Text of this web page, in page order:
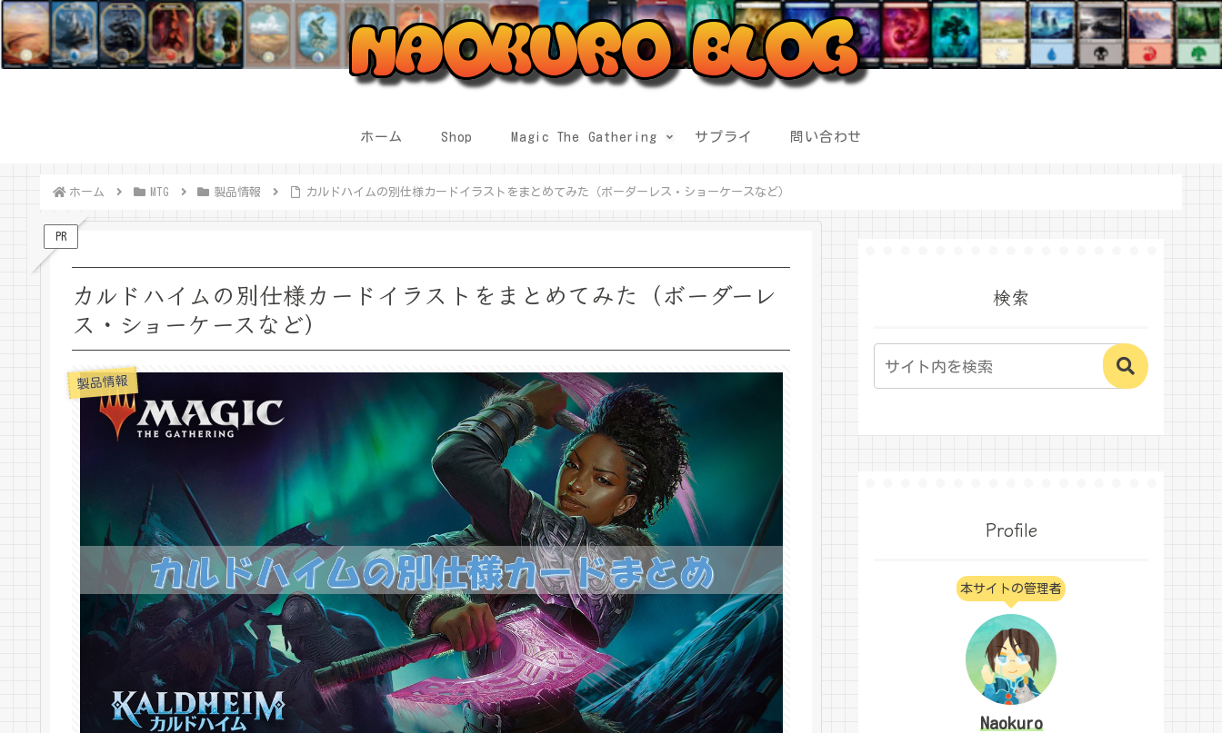
ホーム Shop Magic The Gathering サプライ 問い合わせ
ホーム MTG 製品情報 カルドハイムの別仕様カードイラストをまとめてみた（ボーダーレス・ショーケースなど）
PR
カルドハイムの別仕様カードイラストをまとめてみた（ボーダーレ
ス・ショーケースなど）
製品情報
検索
Profile
本サイトの管理者
Naokuro